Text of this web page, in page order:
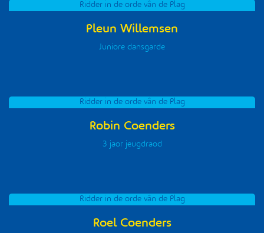
Ridder in de orde vân de Plag
Pleun Willemsen
Juniore dansgarde
Ridder in de orde vân de Plag
Robin Coenders
3 jaor jeugdraod
Ridder in de orde vân de Plag
Roel Coenders